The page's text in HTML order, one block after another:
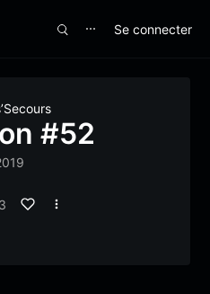
⋯ Se connecter
#52